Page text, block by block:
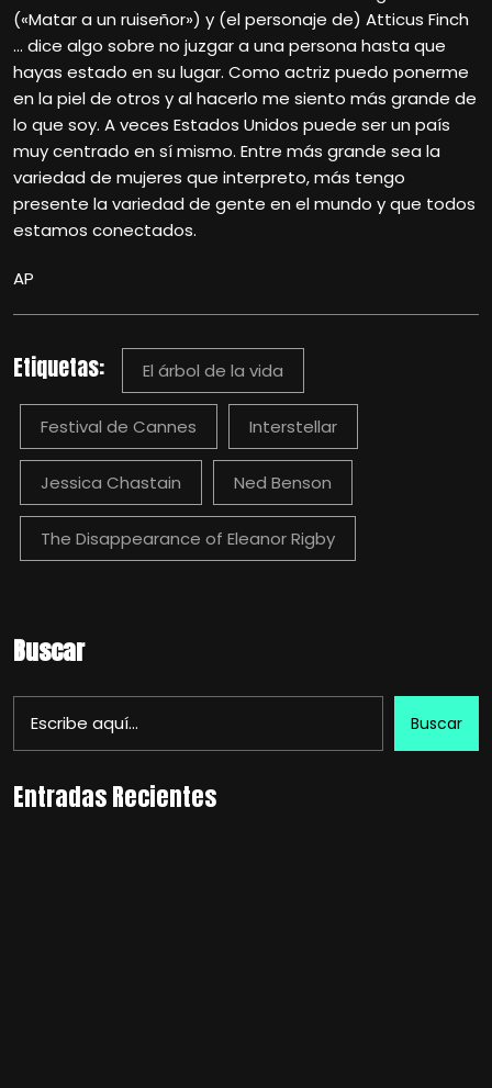
(«Matar a un ruiseñor») y (el personaje de) Atticus Finch
… dice algo sobre no juzgar a una persona hasta que
hayas estado en su lugar. Como actriz puedo ponerme
en la piel de otros y al hacerlo me siento más grande de
lo que soy. A veces Estados Unidos puede ser un país
muy centrado en sí mismo. Entre más grande sea la
variedad de mujeres que interpreto, más tengo
presente la variedad de gente en el mundo y que todos
estamos conectados.
AP
Etiquetas: El árbol de la vida
Festival de Cannes Interstellar
Jessica Chastain Ned Benson
The Disappearance of Eleanor Rigby
Buscar
Buscar
Entradas Recientes